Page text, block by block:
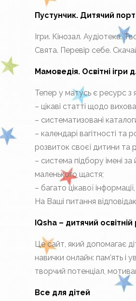
Пустунчик. Дитячий
Ігри. Кінозал. Аудіотека.
Свята. Перевір себе.
Мамоведія. Освітні ігри
Тепер у матусь є ресурс з
– цікаві статті щодо
– систематизовані
– календарі вагітності
розвиток своєї дитини та
– система підбору імені
маленького щастя;
– багато цікавої
На Ваші питання
IQsha – дитячий
Це сайт, який допомагає
навички онлайн: пам’ять і
творчий потенціал,
Все для дітей